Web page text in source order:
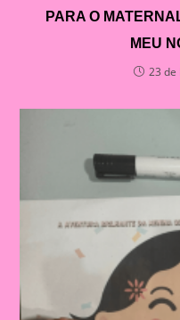
PARA O
MEU
23 de